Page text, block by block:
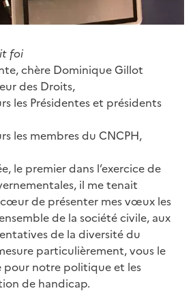
foi
chère Dominique Gillot
des Droits,
les Présidentes et présidents
les membres du CNCPH,
le premier dans l’exercice de
il me tenait
de présenter mes vœux les
de la société civile, aux
de la diversité du
particulièrement, vous le
pour notre politique et les
de handicap.